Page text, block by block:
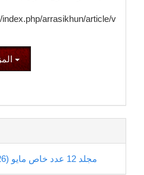
arrasikhun/article/v
المزيد من صيغ الاقتباسات
مجلد 12 عدد خاص مايو (2026): عدد خاص مايو 2026